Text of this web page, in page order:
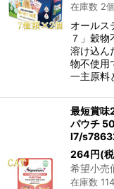
在庫数 2個
オールス
７」穀
溶け込ん
物不使用
一主原料
最短賞味
パウチ
l7/
264円(
希望小売
在庫数